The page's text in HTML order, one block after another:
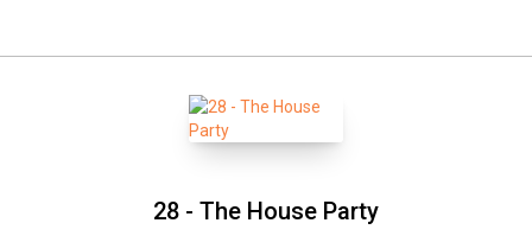
28 - The House Party